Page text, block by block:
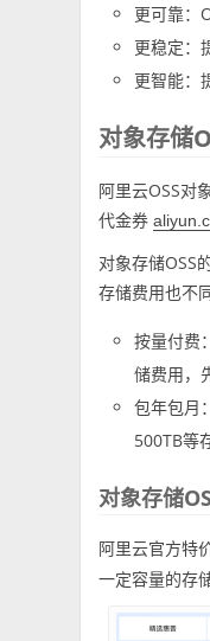
更可靠：
更稳定：
更智能：
对象存储
阿里云OSS对
代金券
对象存储OSS
存储费用也不
按量付费
储费用，
包年包月
500TB等
对象存储
阿里云官方特
一定容量的存